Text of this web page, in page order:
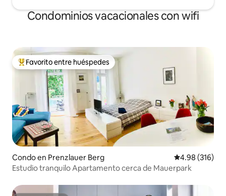
Condominios vacacionales con wifi
Favorito entre huéspedes preferido
Favorito entre huéspedes
Condo en Prenzlauer Berg Calificación
4.98 (316)
Estudio tranquilo Apartamento cerca de Mauerpark